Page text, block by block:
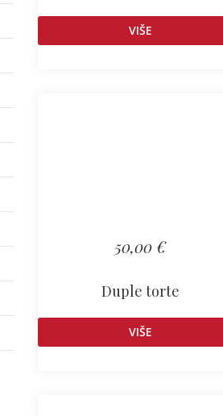
VIŠE
50,00 €
Duple torte
VIŠE